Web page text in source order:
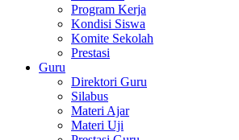
Program Kerja
Kondisi Siswa
Komite Sekolah
Prestasi
Guru
Direktori Guru
Silabus
Materi Ajar
Materi Uji